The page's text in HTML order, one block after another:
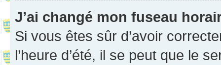
J’ai changé mon fuseau
Si vous êtes sûr d’avoir
l’heure d’été, il se peut que le